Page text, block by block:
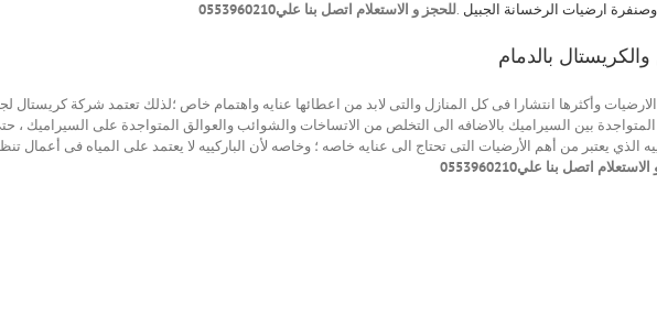
ارضيات الرخسانة الجبيل .للحجز و الاستعلام اتصل بنا علي0553960210
بالدمام
وأكثرها انتشارا فى كل المنازل والتى لابد من اعطائها عنايه واهتمام خاص ؛لذلك تعتمد شركة كريستال
بين السيراميك بالاضافه الى التخلص من الاتساخات والشوائب والعوالق المتواجدة على السيراميك ،
الذي يعتبر من أهم الأرضيات التى تحتاج الى عنايه خاصه ؛ وخاصه لأن الباركييه لا يعتمد على المياه فى أعمال
اتصل بنا علي0553960210